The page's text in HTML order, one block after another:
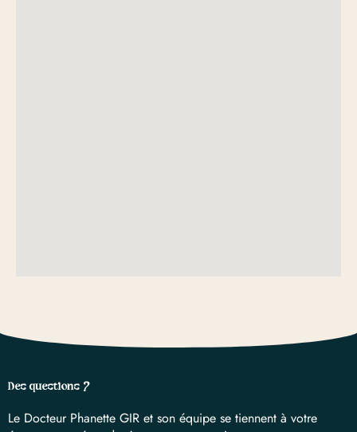
Des questions ?
Le Docteur Phanette GIR et son équipe se tiennent à votre